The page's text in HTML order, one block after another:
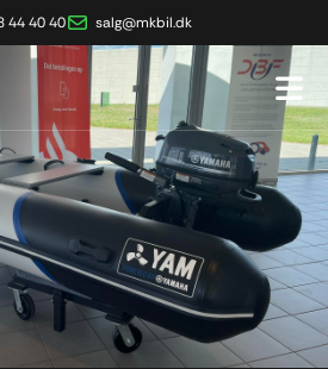
44 40 40 salg@mkbil.dk